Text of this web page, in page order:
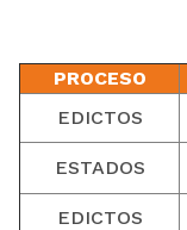
PROCESO
EDICTOS
ESTADOS
EDICTOS